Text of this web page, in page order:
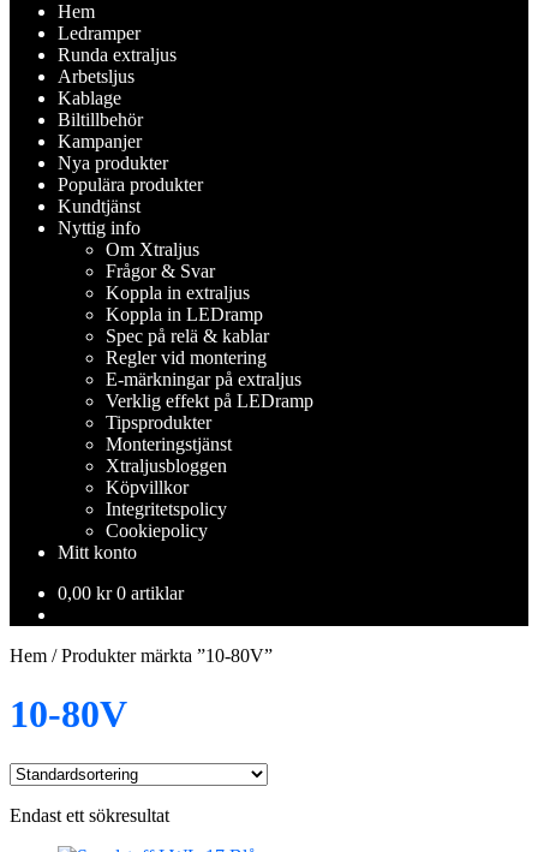
Hem
Ledramper
Runda extraljus
Arbetsljus
Kablage
Biltillbehör
Kampanjer
Nya produkter
Populära produkter
Kundtjänst
Nyttig info
Om Xtraljus
Frågor & Svar
Koppla in extraljus
Koppla in LEDramp
Spec på relä & kablar
Regler vid montering
E-märkningar på extraljus
Verklig effekt på LEDramp
Tipsprodukter
Monteringstjänst
Xtraljusbloggen
Köpvillkor
Integritetspolicy
Cookiepolicy
Mitt konto
0,00 kr 0 artiklar
Hem /Produkter märkta ”10-80V”
10-80V
Endast ett sökresultat